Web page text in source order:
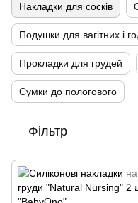
Накладки для сосків
Подушки для вагітних і
Прокладки для грудей
Сумки до пологового
Фільтр